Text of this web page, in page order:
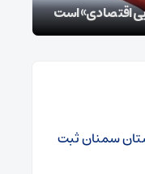
اقتصادی» است
حج تمتع ۱۴۰۵ در استان سمنان ثبت